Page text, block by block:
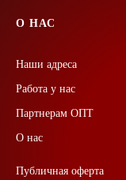
О НАС
Наши адреса
Работа у нас
Партнерам ОПТ
О нас
Публичная оферта